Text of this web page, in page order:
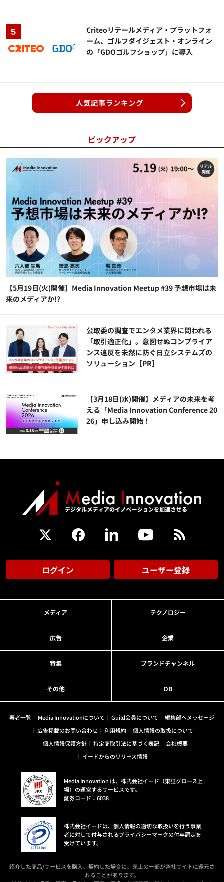
Criteoリテールメディア・プラットフォ
ーム、ゴルフダイジェスト・オンライン
の「GDOゴルフショップ」に導入
人気記事ランキング
ピックアップ
【5月19日(火)開催】Media Innovation Meetup #39 予想市場は未
来のメディアか!?
公​​取委の調査でエンタメ業界に問われる
「取引適正化」。意図せぬコンプライア
ンス違反を未然に防ぐ日立システムズの
ソリューション​【PR】
【3月18日(水)開催】メディアの未来を考
える「Media Innovation Conference 20
26」申し込み開始！
ログイン ユーザー登録
メディア テクノロジー
広告 企業
特集 ブランドチャンネル
その他 DB
著者一覧 Media Innovationについて Guild会員について
編集部へメッセージ
広告掲載のお問い合わせ
利用規約
個人情報の取扱について
個人情報保護方針
特定商取引法に基づく表記
会社概要
イードからのリリース情報
Media Innovation は、株式会社イード（東証グロース上
場）の運営するサービスです。
証券コード：6038
株式会社イードは、個人情報の適切な取扱いを行う事業
者に対して付与されるプライバシーマークの付与認定を
受けています。
紹介した商品/サービスを購入、契約した場合に、売上の一部が弊社サイトに還元さ
れることがあります。